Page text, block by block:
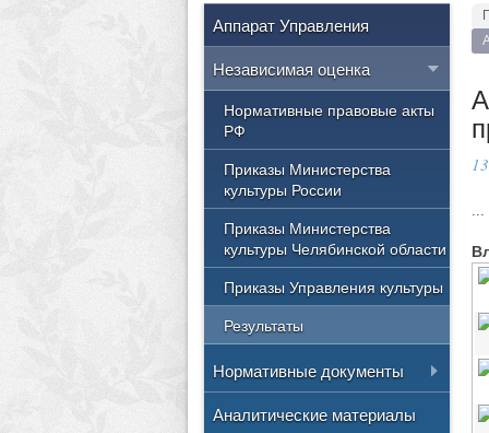
...
Аппарат Управления
Независимая оценка
Нормативные правовые акты
РФ
Приказы Министерства
культуры России
Приказы Министерства
культуры Челябинской области
Приказы Управления культуры
Результаты
Нормативные документы
Положение об управлении
Аналитические материалы